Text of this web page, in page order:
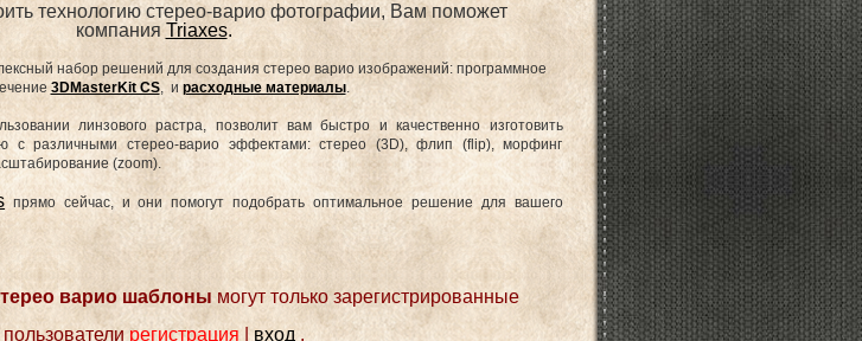
технологию стерео-варио фотографии, Вам поможет
компанияTriaxes.
набор решений для создания стерео варио изображений: программное
3DMasterKit CS, и расходные материалы.
линзового растра, позволит вам быстро и качественно изготовить
с различными стерео-варио эффектами: стерео (3D), флип (flip), морфинг
(zoom).
прямо сейчас, и они помогут подобрать оптимальное решение для вашего
варио шаблоны могут только зарегистрированные
пользователи регистрация | вход .